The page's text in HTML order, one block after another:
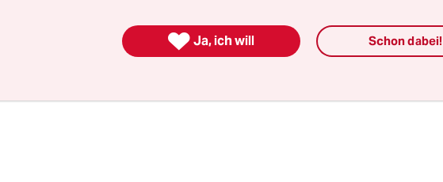
 Ja, ich will Schon dabei!